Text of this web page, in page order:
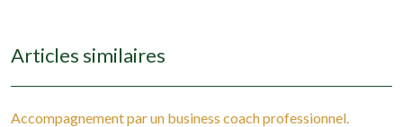
Articles similaires
Accompagnement par un business coach professionnel.